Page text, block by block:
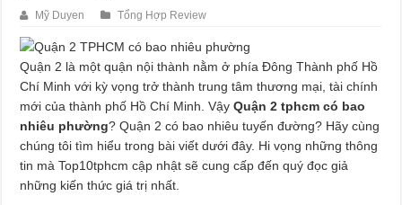
Mỹ Duyen Tổng Hợp Review
Quận 2 là một quận nội thành nằm ở phía Đông Thành phố Hồ
Chí Minh với kỳ vọng trở thành trung tâm thương mại, tài chính
mới của thành phố Hồ Chí Minh. VậyQuận 2 tphcm có bao
nhiêu phường? Quận 2 có bao nhiêu tuyến đường? Hãy cùng
chúng tôi tìm hiểu trong bài viết dưới đây. Hi vọng những thông
tin mà Top10tphcm cập nhật sẽ cung cấp đến quý đọc giả
những kiến thức giá trị nhất.